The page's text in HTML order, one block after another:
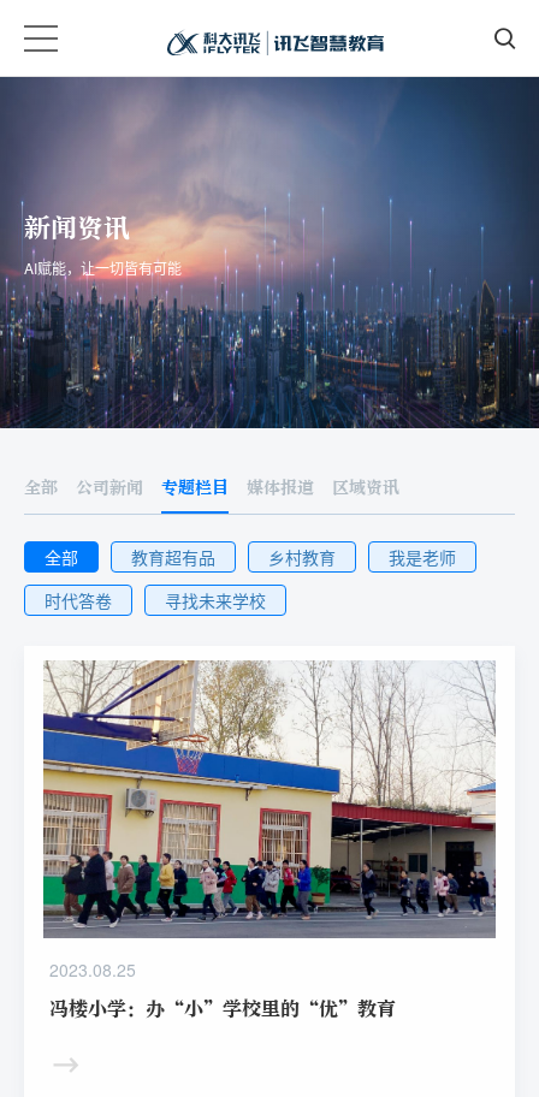
新闻资讯
AI赋能，让一切皆有可能
全部 公司新闻 专题栏目 媒体报道 区域资讯
全部 教育超有品 乡村教育
我是老师
时代答卷
寻找未来学校
2023.08.25
冯楼小学：办“小”学校里的“优”教育